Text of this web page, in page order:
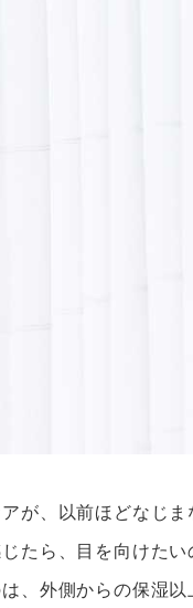
アが、以前ほどなじ
たら、目を向けたい
、外側からの保湿